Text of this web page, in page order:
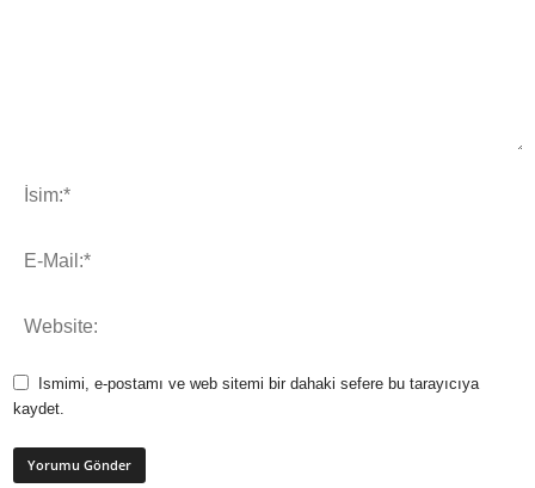
Ismimi, e-postamı ve web sitemi bir dahaki sefere bu tarayıcıya
kaydet.